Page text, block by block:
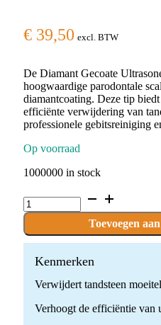
€ 39,50 excl. BTW
De Diamant Gecoate
hoogwaardige parodontale
diamantcoating. Deze tip
efficiënte verwijdering van
professionele gebitsreiniging
Op voorraad
1000000 in stock
Diamant
Gecoate
Scaler
Tip
quantity
Toevoegen
Kenmerken
Verwijdert tandsteen
Verhoogt de efficiëntie van